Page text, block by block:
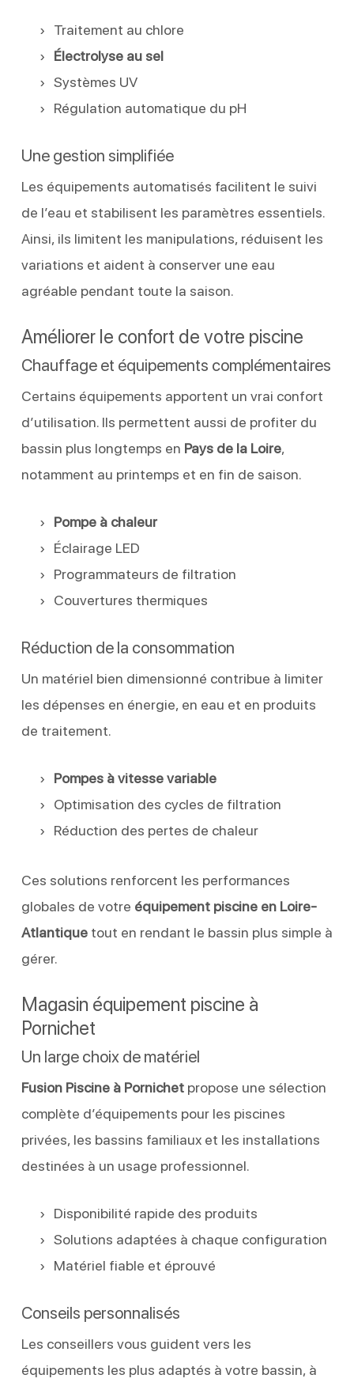
Traitement au chlore
Électrolyse au sel
Systèmes UV
Régulation automatique du pH
Une gestion simplifiée
Les équipements automatisés facilitent le suivi
de l’eau et stabilisent les paramètres essentiels.
Ainsi, ils limitent les manipulations, réduisent les
variations et aident à conserver une eau
agréable pendant toute la saison.
Améliorer le confort de votre piscine
Chauffage et équipements complémentaires
Certains équipements apportent un vrai confort
d’utilisation. Ils permettent aussi de profiter du
bassin plus longtemps en Pays de la Loire,
notamment au printemps et en fin de saison.
Pompe à chaleur
Éclairage LED
Programmateurs de filtration
Couvertures thermiques
Réduction de la consommation
Un matériel bien dimensionné contribue à limiter
les dépenses en énergie, en eau et en produits
de traitement.
Pompes à vitesse variable
Optimisation des cycles de filtration
Réduction des pertes de chaleur
Ces solutions renforcent les performances
globales de votre équipement piscine en Loire-
Atlantiquetout en rendant le bassin plus simple à
gérer.
Magasin équipement piscine à
Pornichet
Un large choix de matériel
Fusion Piscine à Pornichetpropose une sélection
complète d’équipements pour les piscines
privées, les bassins familiaux et les installations
destinées à un usage professionnel.
Disponibilité rapide des produits
Solutions adaptées à chaque configuration
Matériel fiable et éprouvé
Conseils personnalisés
Les conseillers vous guident vers les
équipements les plus adaptés à votre bassin, à